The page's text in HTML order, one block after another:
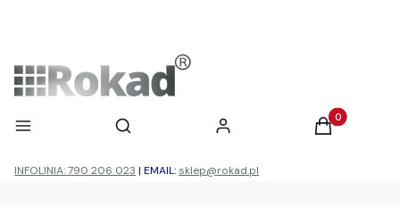
Menu Otwórz wyszukiwarkę
Szukaj Zaloguj się Produkty w
Koszyk
INFOLINIA: 790 206 023 | EMAIL: sklep@rokad.pl